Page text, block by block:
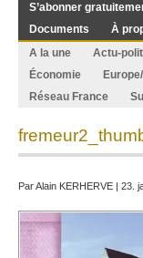
S’abonner
Documents
À
A la une
Actu-
Économie
Réseau France
ParAlain KERHERVE | 23.